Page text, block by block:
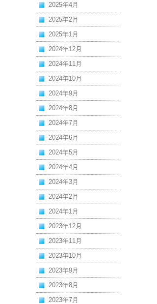
2025年4月
2025年2月
2025年1月
2024年12月
2024年11月
2024年10月
2024年9月
2024年8月
2024年7月
2024年6月
2024年5月
2024年4月
2024年3月
2024年2月
2024年1月
2023年12月
2023年11月
2023年10月
2023年9月
2023年8月
2023年7月